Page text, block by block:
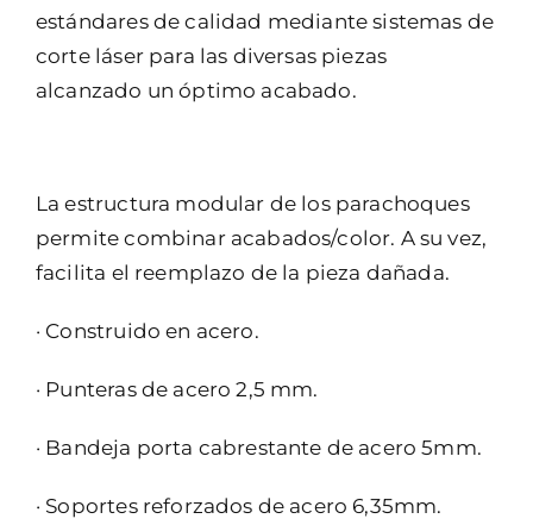
estándares de calidad mediante sistemas de
corte láser para las diversas piezas
alcanzado un óptimo acabado.
La estructura modular de los parachoques
permite combinar acabados/color. A su vez,
facilita el reemplazo de la pieza dañada.
· Construido en acero.
· Punteras de acero 2,5 mm.
· Bandeja porta cabrestante de acero 5mm.
· Soportes reforzados de acero 6,35mm.